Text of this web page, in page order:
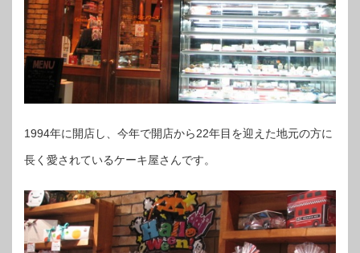
1994年に開店し、今年で開店から22年目を迎えた地元の方に
長く愛されているケーキ屋さんです。